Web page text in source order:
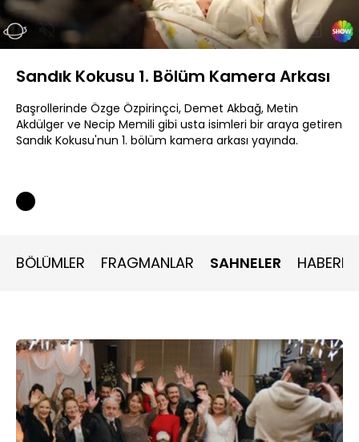
Aç
Yüklendi
7.93%
Oynatma
Hızı
Sandık Kokusu 1. Bölüm Kamera Arkası
Başrollerinde Özge Özpirinçci, Demet Akbağ, Metin
Akdülger ve Necip Memili gibi usta isimleri bir araya getiren
Sandık Kokusu'nun 1. bölüm kamera arkası yayında.
BÖLÜMLER FRAGMANLAR SAHNELER